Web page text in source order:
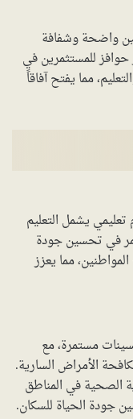
واضحة وشفافة
للمستثمرين في
مما يفتح آفاقاً
تعليمي يشمل التعليم
في تحسين جودة
مما يعزز
مستمرة، مع
الأمراض السارية.
الصحية في المناطق
جودة الحياة للسكان.